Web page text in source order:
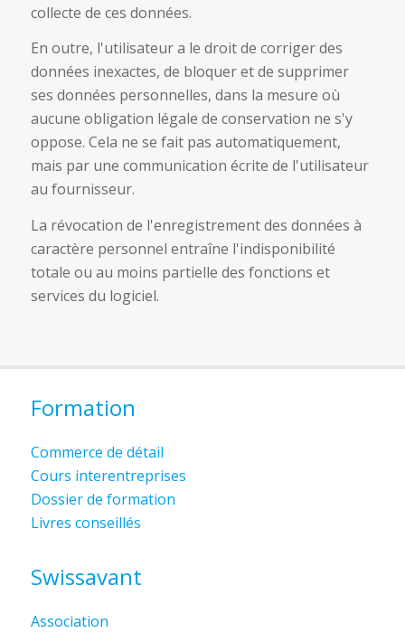
collecte de ces données.
En outre, l'utilisateur a le droit de corriger des
données inexactes, de bloquer et de supprimer
ses données personnelles, dans la mesure où
aucune obligation légale de conservation ne s'y
oppose. Cela ne se fait pas automatiquement,
mais par une communication écrite de l'utilisateur
au fournisseur.
La révocation de l'enregistrement des données à
caractère personnel entraîne l'indisponibilité
totale ou au moins partielle des fonctions et
services du logiciel.
Formation
Commerce de détail
Cours interentreprises
Dossier de formation
Livres conseillés
Swissavant
Association